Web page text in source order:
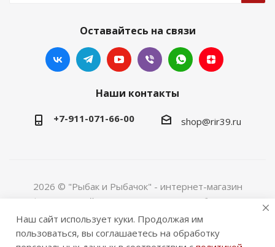
Оставайтесь на связи
Наши контакты
+7-911-071-66-00 shop@rir39.ru
2026 © "Рыбак и Рыбачок" - интернет-магазин
Информация сайта защищена законом об авторских
правах. Индивидуальный предприниматель Рогов
Сергей Юрьевич. ИНН 390600967290. ОГРНИП
Наш сайт использует куки. Продолжая им
пользоваться, вы соглашаетесь на обработку